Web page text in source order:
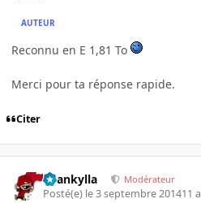
AUTEUR
Reconnu en E 1,81 To
Merci pour ta réponse rapide.
Citer
beankylla Modérateur
Posté(e) le 3 septembre 201411 a